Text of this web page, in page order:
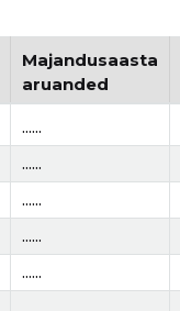
Majandusaasta
aruanded
......
......
......
......
......